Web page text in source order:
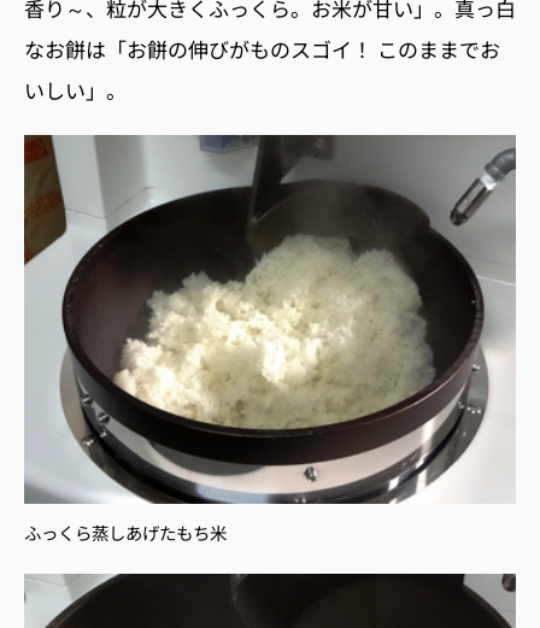
香り～、粒が大きくふっくら。お米が甘い」。真っ白
なお餅は「お餅の伸びがものスゴイ！ このままでお
いしい」。
ふっくら蒸しあげたもち米